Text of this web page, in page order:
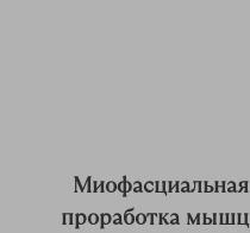
Миофасциальная
проработка мышц